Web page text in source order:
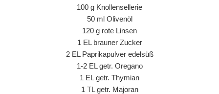
100 g Knollensellerie
50 ml Olivenöl
120 g rote Linsen
1 EL brauner Zucker
2 EL Paprikapulver edelsüß
1-2 EL getr. Oregano
1 EL getr. Thymian
1 TL getr. Majoran